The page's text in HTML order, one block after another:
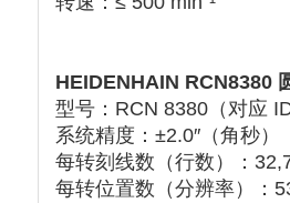
HEIDENHAIN RCN8380
型号 ：RCN 8380（对应
系统精度 ‌：‌ ±2.0″ ‌（角秒）
每转刻线数（行数）
‌：‌
每转位置数（分辨率）
‌：‌